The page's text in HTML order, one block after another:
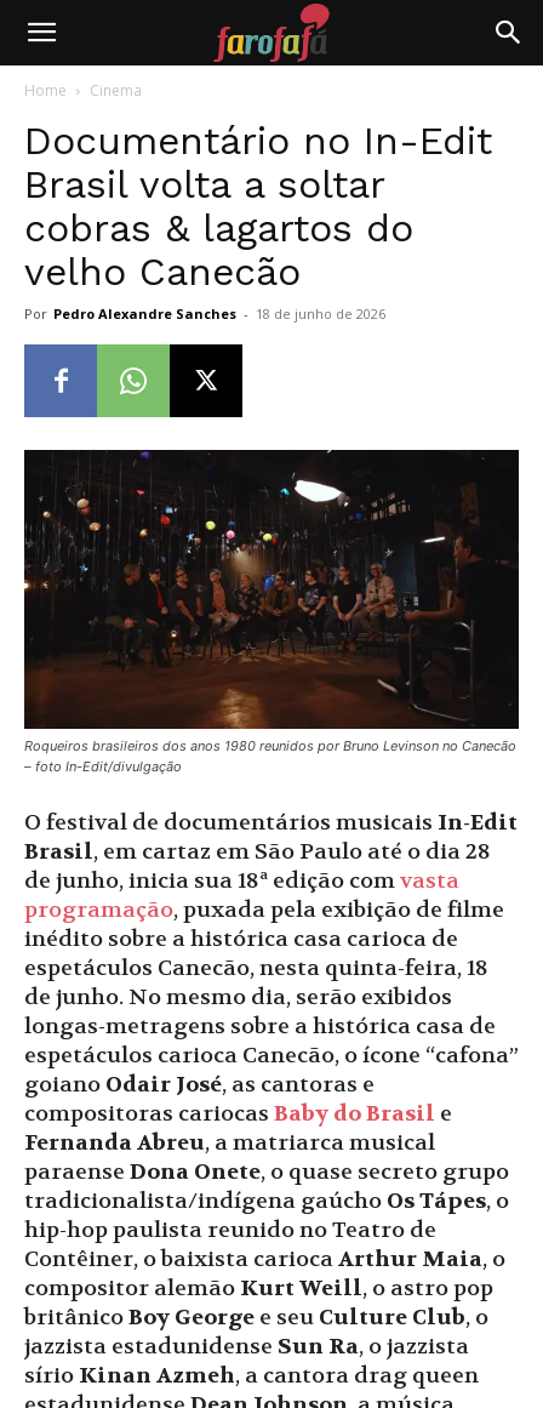
Farofafá
Home Cinema
Documentário no In-Edit
Brasil volta a soltar
cobras & lagartos do
velho Canecão
Por Pedro Alexandre Sanches - 18 de junho de 2026
Roqueiros brasileiros dos anos 1980 reunidos por Bruno Levinson no Canecão
– foto In-Edit/divulgação
O festival de documentários musicais In-Edit
Brasil, em cartaz em São Paulo até o dia 28
de junho, inicia sua 18ª edição comvasta
programação, puxada pela exibição de filme
inédito sobre a histórica casa carioca de
espetáculos Canecão, nesta quinta-feira, 18
de junho. No mesmo dia, serão exibidos
longas-metragens sobre a histórica casa de
espetáculos carioca Canecão, o ícone “cafona”
goiano Odair José, as cantoras e
compositoras cariocas Baby do Brasil e
Fernanda Abreu, a matriarca musical
paraense Dona Onete, o quase secreto grupo
tradicionalista/indígena gaúcho Os Tápes, o
hip-hop paulista reunido no Teatro de
Contêiner, o baixista cariocaArthur Maia, o
compositor alemão Kurt Weill, o astro pop
britânicoBoy George e seu Culture Club, o
jazzista estadunidense Sun Ra, o jazzista
sírio Kinan Azmeh, a cantora drag queen